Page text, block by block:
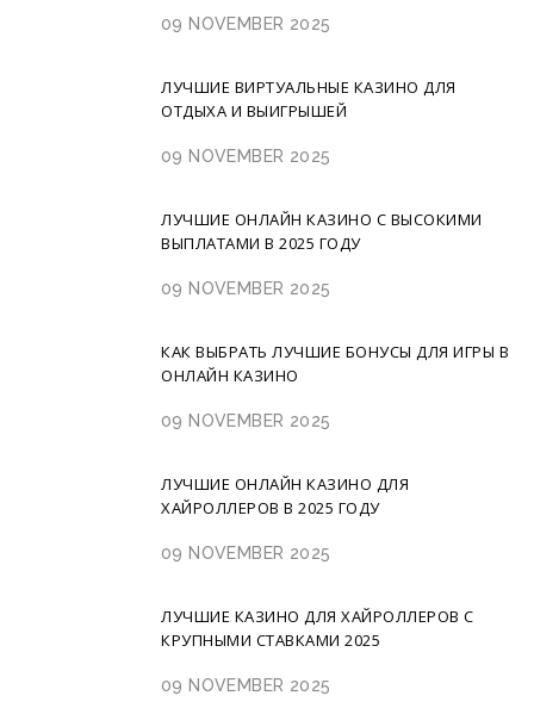
09 NOVEMBER 2025
ЛУЧШИЕ ВИРТУАЛЬНЫЕ КАЗИНО ДЛЯ
ОТДЫХА И ВЫИГРЫШЕЙ
09 NOVEMBER 2025
ЛУЧШИЕ ОНЛАЙН КАЗИНО С ВЫСОКИМИ
ВЫПЛАТАМИ В 2025 ГОДУ
09 NOVEMBER 2025
КАК ВЫБРАТЬ ЛУЧШИЕ БОНУСЫ ДЛЯ ИГРЫ В
ОНЛАЙН КАЗИНО
09 NOVEMBER 2025
ЛУЧШИЕ ОНЛАЙН КАЗИНО ДЛЯ
ХАЙРОЛЛЕРОВ В 2025 ГОДУ
09 NOVEMBER 2025
ЛУЧШИЕ КАЗИНО ДЛЯ ХАЙРОЛЛЕРОВ С
КРУПНЫМИ СТАВКАМИ 2025
09 NOVEMBER 2025